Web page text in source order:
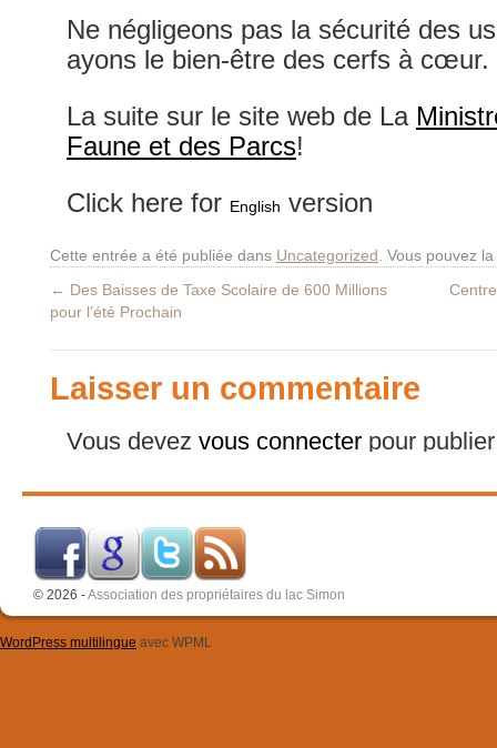
Ne négligeons pas la sécurité des
ayons le bien-être des cerfs à cœur.
La suite sur le site web de La
Faune et des Parcs!
Click here for English version
Cette entrée a été publiée dans Uncategorized . Vous pouvez
← Des Baisses de Taxe Scolaire de 600 Millions
pour l’été Prochain
Laisser un commentaire
Vous devez vous connecter pour
© 2026 -Association des propriétaires du lac Simon
WordPress multilingue avec WPML